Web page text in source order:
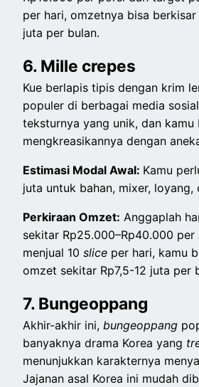
per hari, omzetnya bisa berkisar
juta per bulan.
6. Mille crepes
Kue berlapis tipis dengan krim
populer di berbagai media
teksturnya yang unik, dan kamu
mengkreasikannya dengan
Estimasi Modal Awal: Kamu
juta untuk bahan, mixer, loyang,
Perkiraan Omzet: Anggaplah
sekitar Rp25.000–Rp40.000 per
menjual 10slice per hari, kamu
omzet sekitar Rp7,5-12 juta per
7. Bungeoppang
Akhir-akhir ini,bungeoppang
banyaknya drama Korea yang
menunjukkan karakternya
Jajanan asal Korea ini mudah